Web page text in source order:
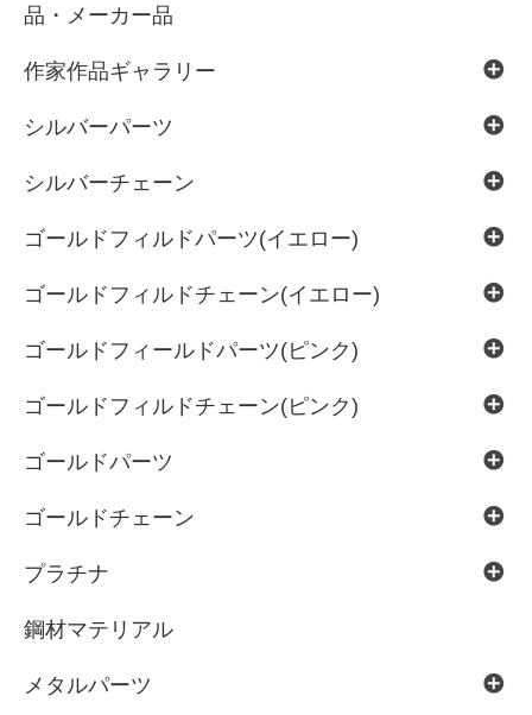
品・メーカー品
作家作品ギャラリー
シルバーパーツ
シルバーチェーン
ゴールドフィルドパーツ(イエロー)
ゴールドフィルドチェーン(イエロー)
ゴールドフィールドパーツ(ピンク)
ゴールドフィルドチェーン(ピンク)
ゴールドパーツ
ゴールドチェーン
プラチナ
鋼材マテリアル
メタルパーツ